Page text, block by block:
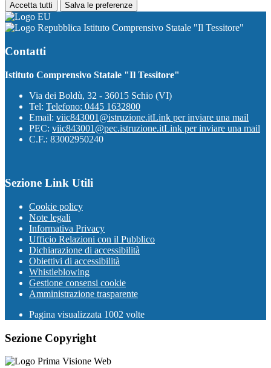
Accetta tutti Salva le preferenze
Istituto Comprensivo Statale "Il Tessitore"
Contatti
Istituto Comprensivo Statale "Il Tessitore"
Via dei Boldù, 32 - 36015 Schio (VI)
Tel: Telefono: 0445 1632800
Email: viic843001@istruzione.itLink per inviare una mail
PEC: viic843001@pec.istruzione.itLink per inviare una mail
C.F.: 83002950240
Sezione Link Utili
Cookie policy
Note legali
Informativa Privacy
Ufficio Relazioni con il Pubblico
Dichiarazione di accessibilità
Obiettivi di accessibilità
Whistleblowing
Gestione consensi cookie
Amministrazione trasparente
Pagina visualizzata 1002 volte
Sezione Copyright